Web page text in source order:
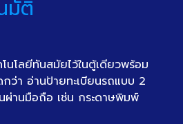
มัติ
นโลยีทันสมัยไว้ในตู้เดียวพร้อม
ว่า อ่านป้ายทะเบียนรถแบบ 2
ผ่านมือถือ เช่น กระดาษพิมพ์